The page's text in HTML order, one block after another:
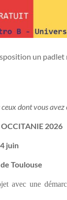
un
dont vous
OCCITANIE 2026
juin
Toulouse
avec une